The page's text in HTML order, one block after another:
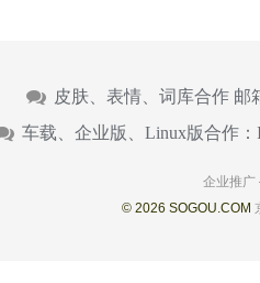
皮肤、表情、词库合作 邮
车载、企业版、Linux版合作：
企业推广
© 2026 SOGOU.COM